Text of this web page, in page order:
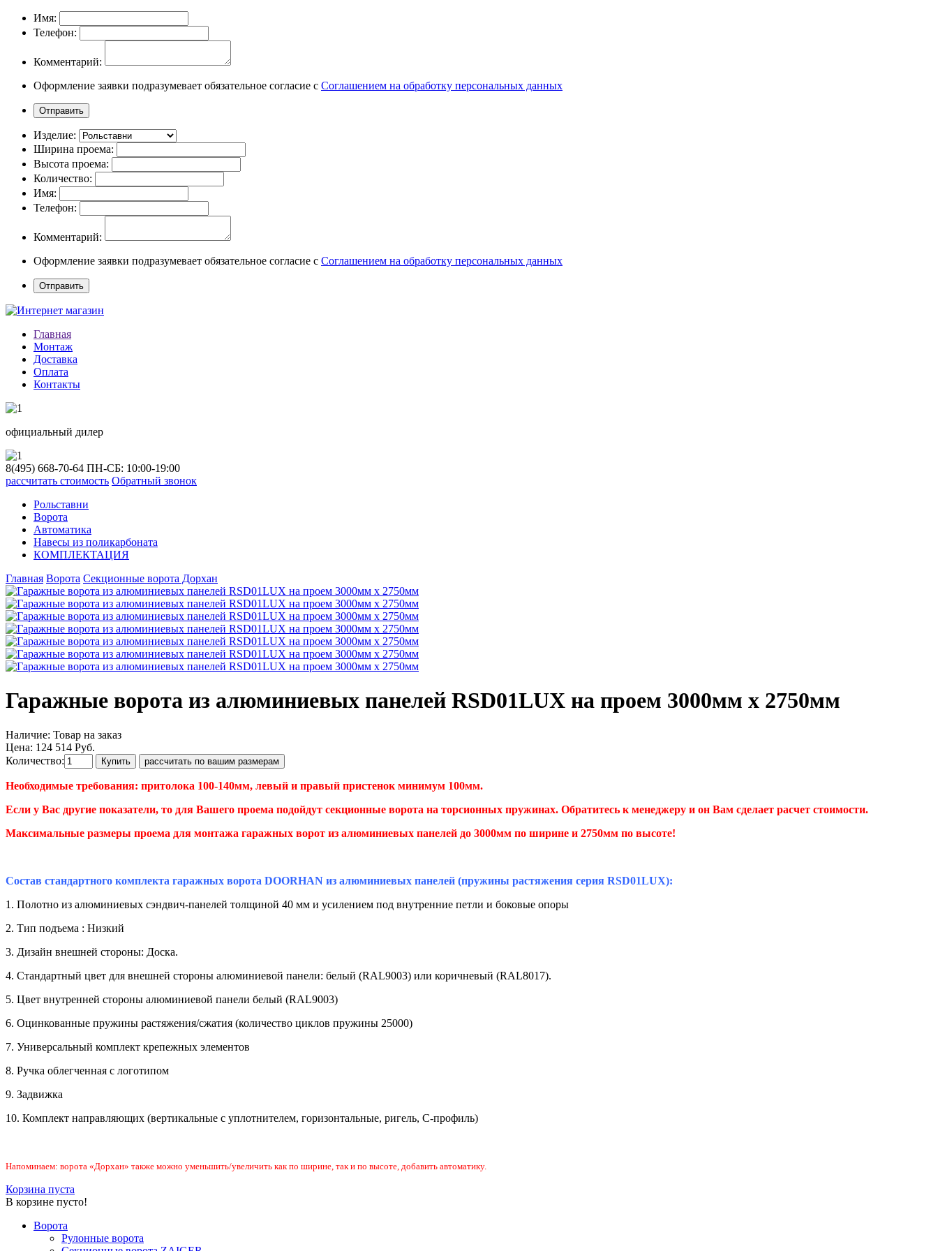
Имя:
Телефон:
Комментарий:
Оформление заявки подразумевает обязательное согласие с Соглашением на обработку персональных данных
Изделие:
Ширина проема:
Высота проема:
Количество:
Имя:
Телефон:
Комментарий:
Оформление заявки подразумевает обязательное согласие с Соглашением на обработку персональных данных
Главная
Монтаж
Доставка
Оплата
Контакты
официальный дилер
8(495) 668-70-64 ПН-СБ: 10:00-19:00
рассчитать стоимость Обратный звонок
Рольставни
Ворота
Автоматика
Навесы из поликарбоната
КОМПЛЕКТАЦИЯ
Главная Ворота Секционные ворота Дорхан
Гаражные ворота из алюминиевых панелей RSD01LUX на проем 3000мм х 2750мм
Наличие: Товар на заказ
Цена: 124 514 Руб.
Количество:
Необходимые требования: притолока 100-140мм, левый и правый пристенок минимум 100мм.
Если у Вас другие показатели, то для Вашего проема подойдут секционные ворота на торсионных пружинах. Обратитесь к менеджеру и он Вам сделает расчет стоимости.
Максимальные размеры проема для монтажа гаражных ворот из алюминиевых панелей до 3000мм по ширине и 2750мм по высоте!
Состав стандартного комплекта гаражных ворота DOORHAN из алюминиевых панелей (пружины растяжения серия RSD01LUX):
1. Полотно из алюминиевых сэндвич-панелей толщиной 40 мм и усилением под внутренние петли и боковые опоры
2. Тип подъема : Низкий
3. Дизайн внешней стороны: Доска.
4. Cтандартный цвет для внешней стороны алюминиевой панели: белый (RAL9003) или коричневый (RAL8017).
5. Цвет внутренней стороны алюминиевой панели белый (RAL9003)
6. Оцинкованные пружины растяжения/сжатия (количество циклов пружины 25000)
7. Универсальный комплект крепежных элементов
8. Ручка облегченная с логотипом
9. Задвижка
10. Комплект направляющих (вертикальные с уплотнителем, горизонтальные, ригель, С-профиль)
Напоминаем: ворота «Дорхан» также можно уменьшить/увеличить как по ширине, так и по высоте, добавить автоматику.
Корзина пуста
В корзине пусто!
Ворота
Рулонные ворота